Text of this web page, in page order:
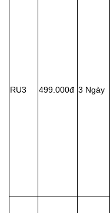
RU3 499.000đ 3 Ngày